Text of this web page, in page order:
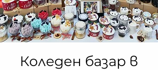
Коледен базар в